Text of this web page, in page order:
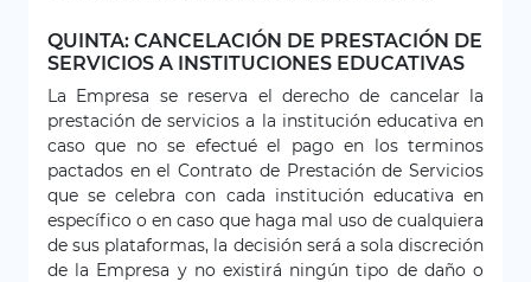
QUINTA: CANCELACIÓN DE PRESTACIÓN DE
SERVICIOS A INSTITUCIONES EDUCATIVAS
La Empresa se reserva el derecho de cancelar la
prestación de servicios a la institución educativa en
caso que no se efectué el pago en los terminos
pactados en el Contrato de Prestación de Servicios
que se celebra con cada institución educativa en
específico o en caso que haga mal uso de cualquiera
de sus plataformas, la decisión será a sola discreción
de la Empresa y no existirá ningún tipo de daño o